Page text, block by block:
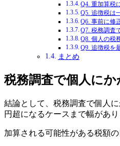
Q4. 重加算税
Q5. 追徴税は
Q6. 事前に修
Q7. 税務調査
Q8. 個人の税
Q9. 追徴税を
まとめ
税務調査で個人に
結論として、税務調査で個人
円超になるケースまで幅があ
加算される可能性がある税額